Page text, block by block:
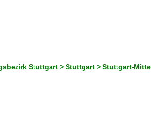
Stuttgart > Stuttgart > Stuttgart-Mitte